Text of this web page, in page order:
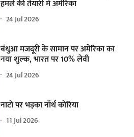
हमले की तैयारी में अमेरिका
24 Jul 2026
बंधुआ मजदूरी के सामान पर अमेरिका का
नया शुल्क, भारत पर 10% लेवी
24 Jul 2026
नाटो पर भड़का नॉर्थ कोरिया
11 Jul 2026